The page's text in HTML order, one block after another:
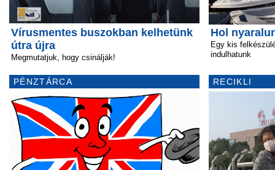
Vírusmentes buszokban kelhetünk
útra újra
Megmutatjuk, hogy csinálják!
PÉNZTÁRCA
Hol
Egy kis
indulhatunk
RECIKLI